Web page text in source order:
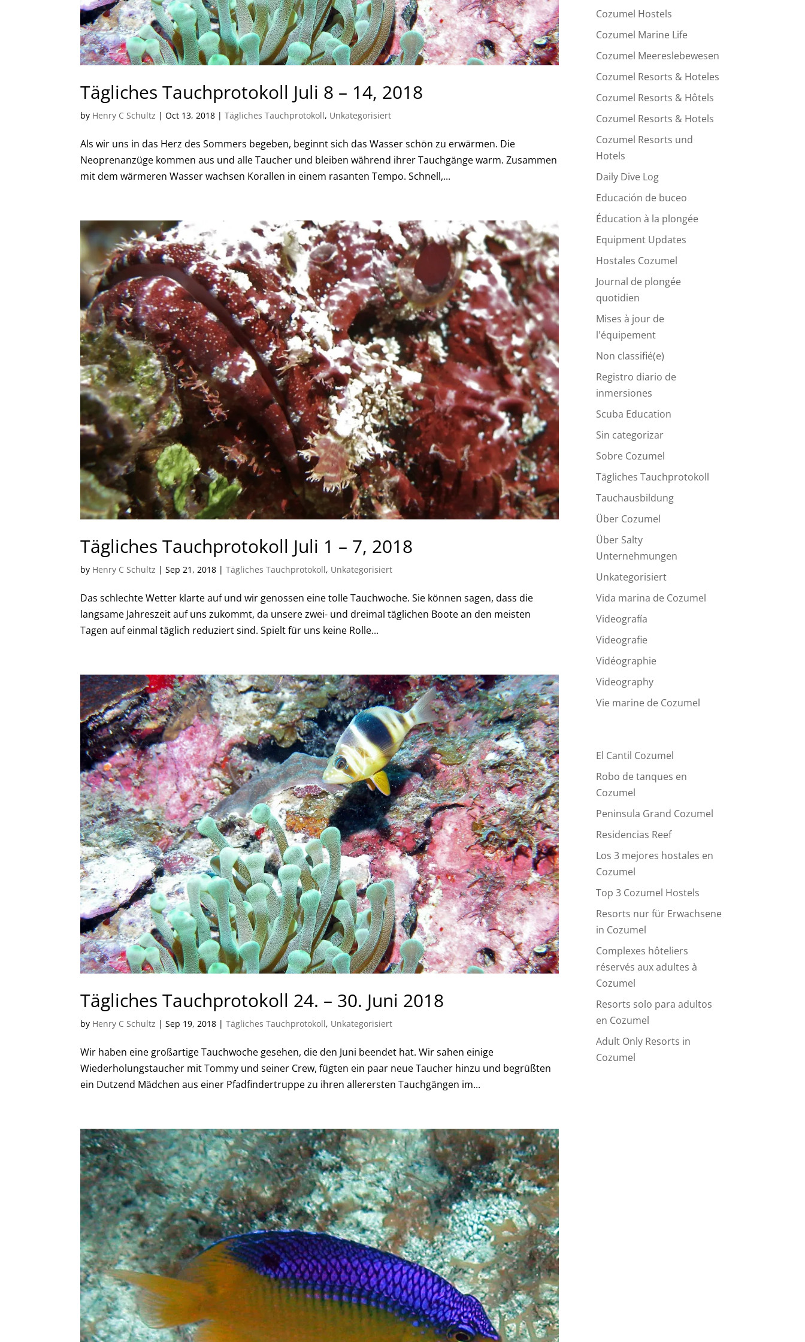
Tägliches Tauchprotokoll Juli 8 – 14, 2018
by Henry C Schultz |Oct 13, 2018 |Tägliches Tauchprotokoll, Unkategorisiert
Als wir uns in das Herz des Sommers begeben, beginnt sich das Wasser schön zu erwärmen. Die
Neoprenanzüge kommen aus und alle Taucher und bleiben während ihrer Tauchgänge warm. Zusammen
mit dem wärmeren Wasser wachsen Korallen in einem rasanten Tempo. Schnell,...
Tägliches Tauchprotokoll Juli 1 – 7, 2018
by Henry C Schultz |Sep 21, 2018 |Tägliches Tauchprotokoll, Unkategorisiert
Das schlechte Wetter klarte auf und wir genossen eine tolle Tauchwoche. Sie können sagen, dass die
langsame Jahreszeit auf uns zukommt, da unsere zwei- und dreimal täglichen Boote an den meisten
Tagen auf einmal täglich reduziert sind. Spielt für uns keine Rolle...
Tägliches Tauchprotokoll 24. – 30. Juni 2018
by Henry C Schultz |Sep 19, 2018 |Tägliches Tauchprotokoll, Unkategorisiert
Wir haben eine großartige Tauchwoche gesehen, die den Juni beendet hat. Wir sahen einige
Wiederholungstaucher mit Tommy und seiner Crew, fügten ein paar neue Taucher hinzu und begrüßten
ein Dutzend Mädchen aus einer Pfadfindertruppe zu ihren allerersten Tauchgängen im...
Cozumel Hostels
Cozumel Marine Life
Cozumel Meereslebewesen
Cozumel Resorts & Hoteles
Cozumel Resorts & Hôtels
Cozumel Resorts & Hotels
Cozumel Resorts und
Hotels
Daily Dive Log
Educación de buceo
Éducation à la plongée
Equipment Updates
Hostales Cozumel
Journal de plongée
quotidien
Mises à jour de
l'équipement
Non classifié(e)
Registro diario de
inmersiones
Scuba Education
Sin categorizar
Sobre Cozumel
Tägliches Tauchprotokoll
Tauchausbildung
Über Cozumel
Über Salty
Unternehmungen
Unkategorisiert
Vida marina de Cozumel
Videografía
Videografie
Vidéographie
Videography
Vie marine de Cozumel
El Cantil Cozumel
Robo de tanques en
Cozumel
Peninsula Grand Cozumel
Residencias Reef
Los 3 mejores hostales en
Cozumel
Top 3 Cozumel Hostels
Resorts nur für Erwachsene
in Cozumel
Complexes hôteliers
réservés aux adultes à
Cozumel
Resorts solo para adultos
en Cozumel
Adult Only Resorts in
Cozumel